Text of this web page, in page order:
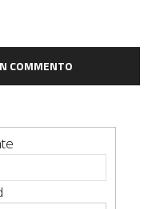
COMMENTO